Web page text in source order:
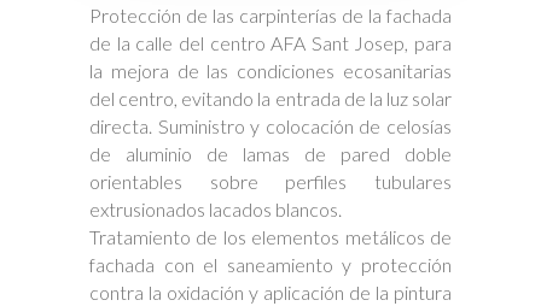
Protección de las carpinterías de la fachada
de la calle del centro AFA Sant Josep, para
la mejora de las condiciones ecosanitarias
del centro, evitando la entrada de la luz solar
directa. Suministro y colocación de celosías
de aluminio de lamas de pared doble
orientables sobre perfiles tubulares
extrusionados lacados blancos.
Tratamiento de los elementos metálicos de
fachada con el saneamiento y protección
contra la oxidación y aplicación de la pintura